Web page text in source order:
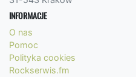
INFORMACJE
O nas
Pomoc
Polityka cookies
Rockserwis.fm